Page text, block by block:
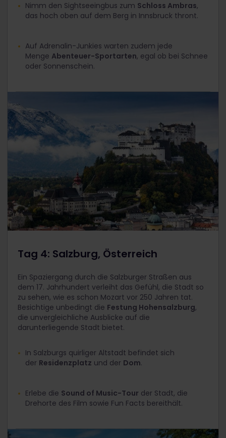
Nimm den Sightseeingbus zum Schloss Ambras,
das hoch oben auf dem Berg in Innsbruck thront.
Auf Adrenalin-Junkies warten zudem jede
Menge Abenteuer-Sportarten, egal ob bei Schnee
oder Sonnenschein.
Tag 4: Salzburg, Österreich
Ein Spaziergang durch die Salzburger Straßen aus
dem 17. Jahrhundert verleiht das Gefühl, die Stadt so
zu sehen, wie es schon Mozart vor 250 Jahren tat.
Besichtige unbedingt die Festung Hohensalzburg,
die unvergleichliche Ausblicke auf die
darunterliegende Stadt bietet.
In Salzburgs quirliger Altstadt befindet sich
der Residenzplatz und der Dom.
Erlebe die Sound of Music-Tour der Stadt, die
Drehorte des Film sowie Fun Facts bereithält.